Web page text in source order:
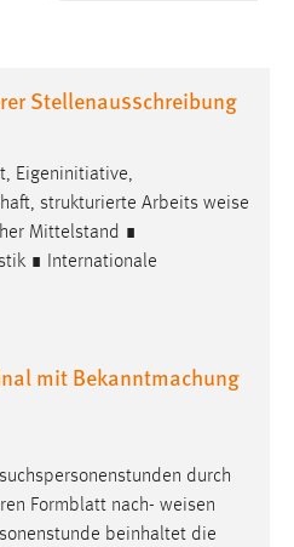
Stellenausschreibung
Eigeninitiative,
strukturierte Arbeits weise
Mittelstand ∎
∎ Internationale
mit Bekanntmachung
durch
Formblatt nach- weisen
beinhaltet die
wird in diesem Cookie
gewählte Sprache der Website.